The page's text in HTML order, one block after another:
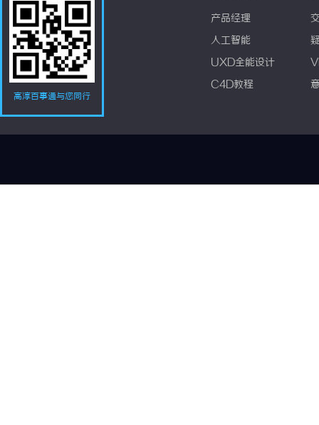
高淳百事通与您同行
产品经理
人工智能
UXD全能设计
C4D教程